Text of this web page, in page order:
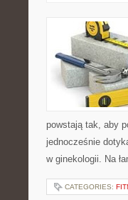
powstają tak, aby
jednocześnie
w ginekologii. Na
CATEGORIES: